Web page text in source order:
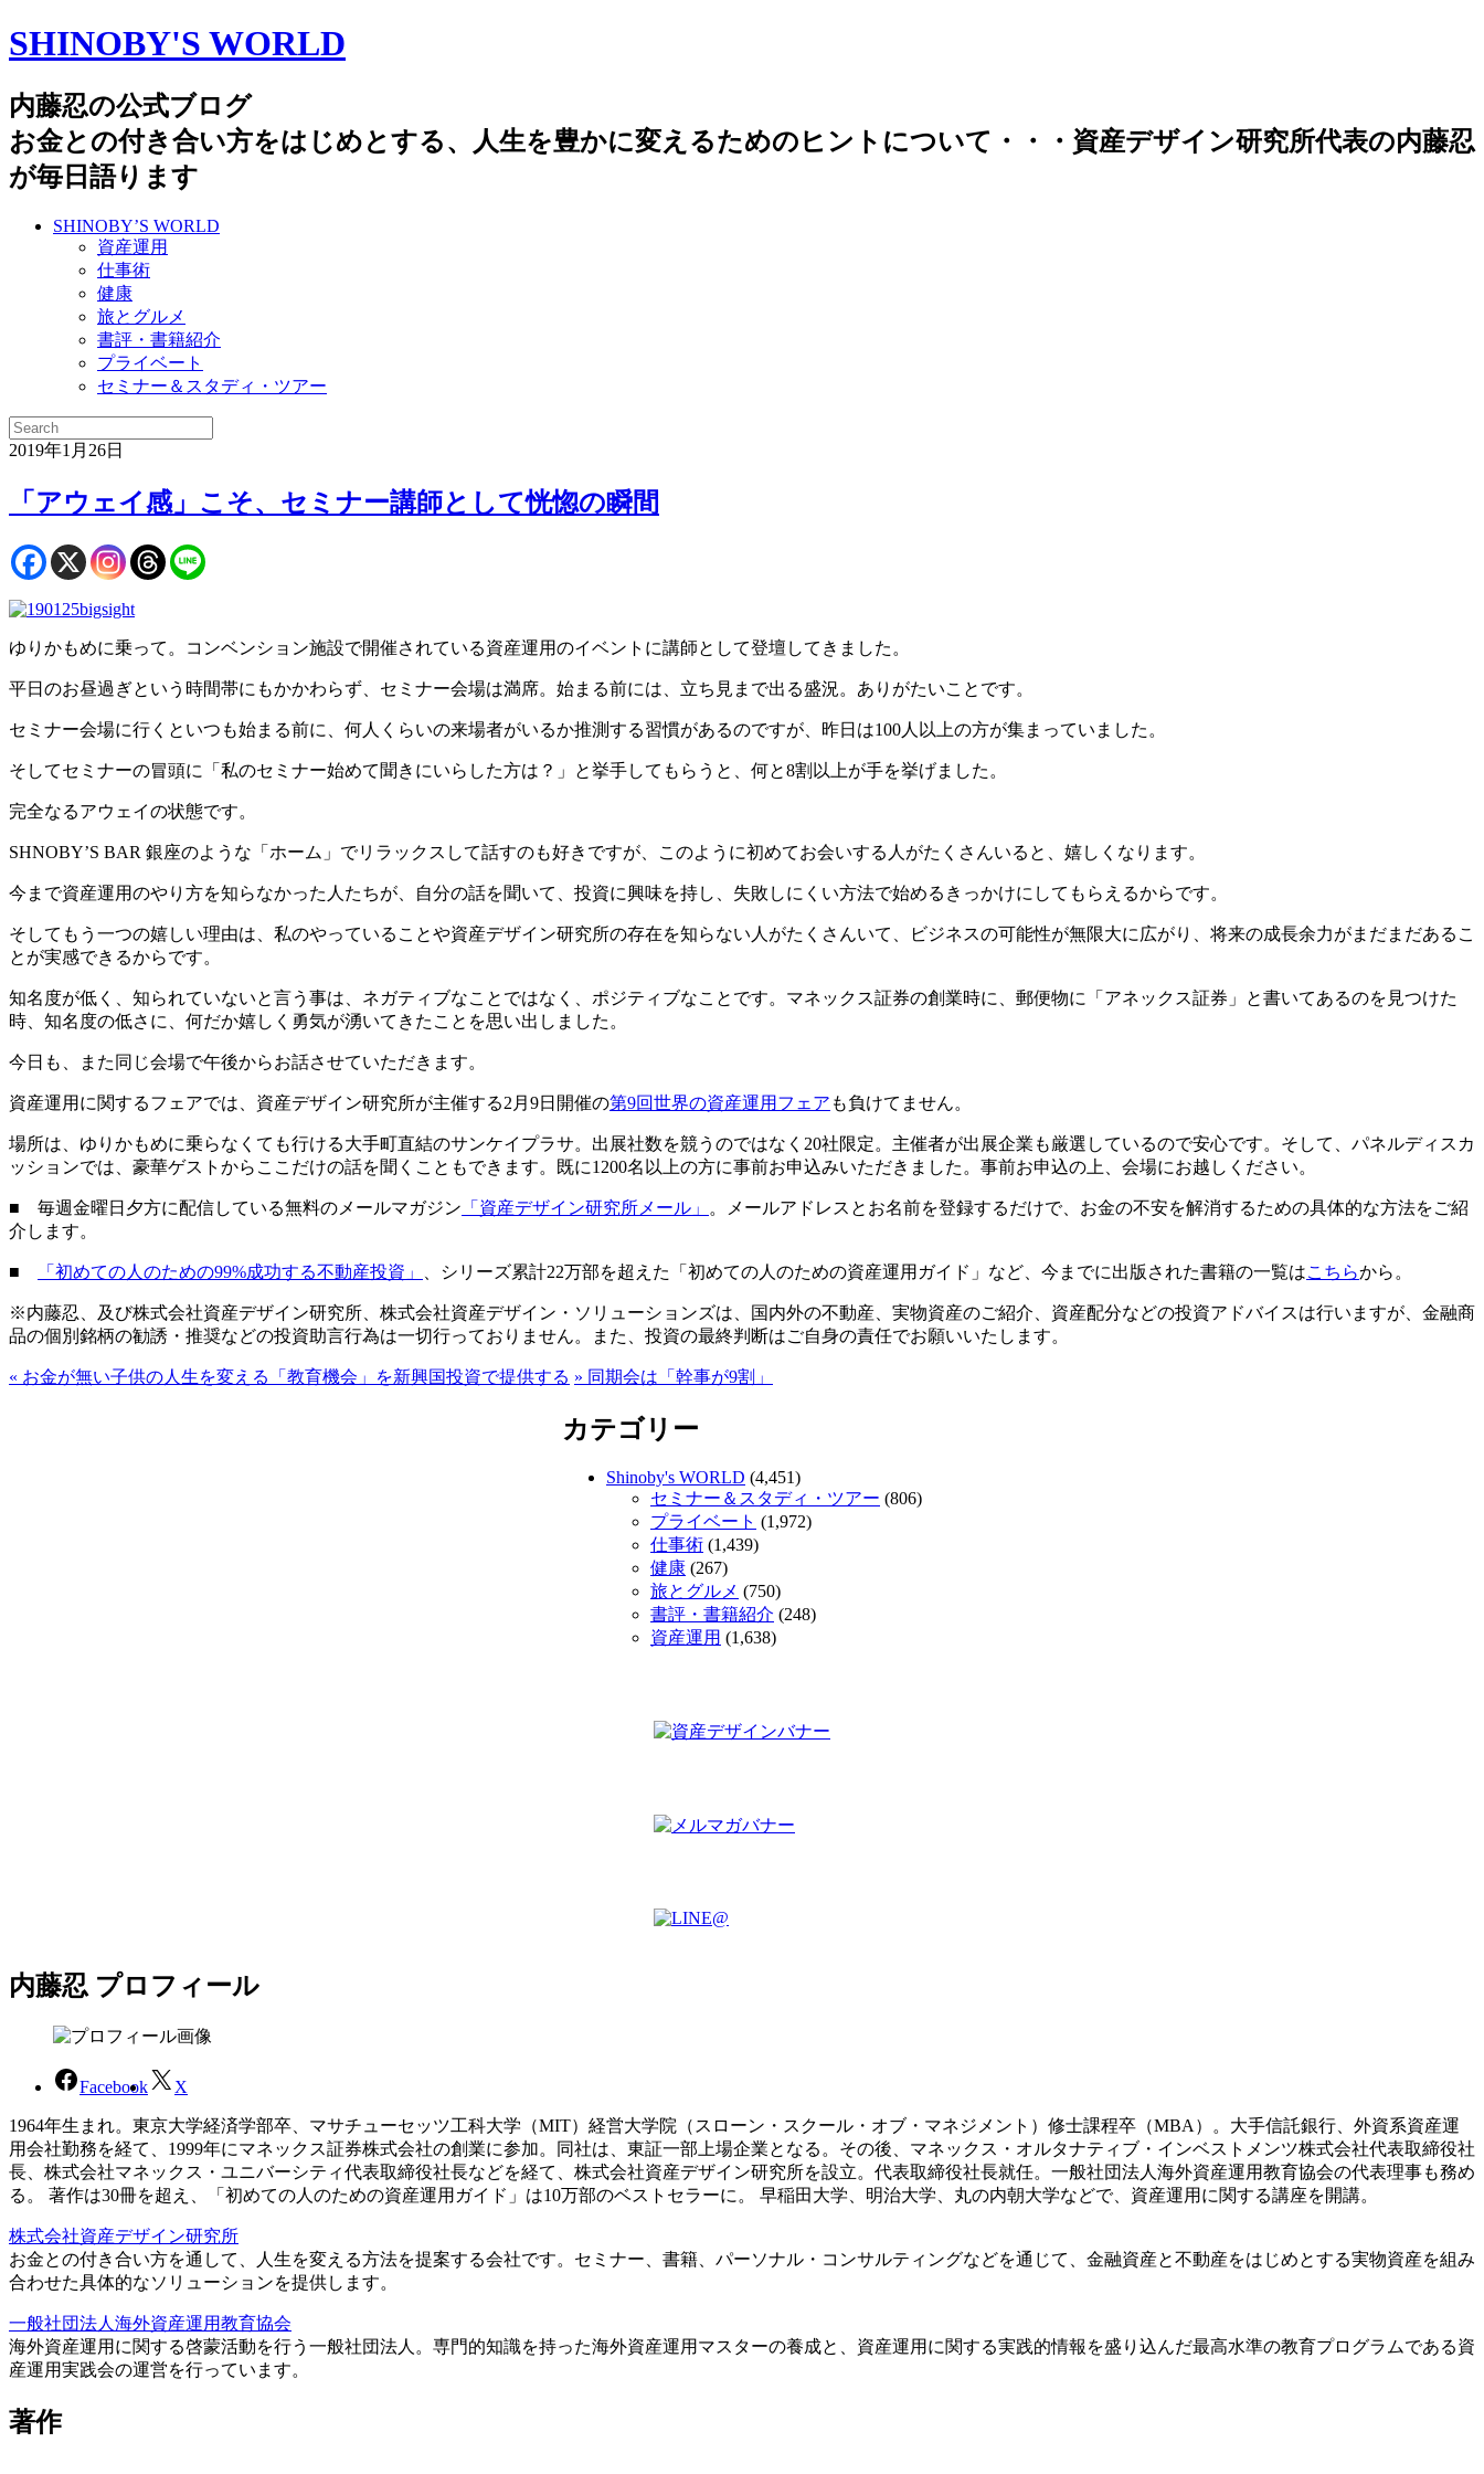
SHINOBY'S WORLD
内藤忍の公式ブログ
お金との付き合い方をはじめとする、人生を豊かに変えるためのヒントについて・・・資産デザイン研究所代表の内藤忍
が毎日語ります
SHINOBY’S WORLD
資産運用
仕事術
健康
旅とグルメ
書評・書籍紹介
プライベート
セミナー＆スタディ・ツアー
2019年1月26日
「アウェイ感」こそ、セミナー講師として恍惚の瞬間
ゆりかもめに乗って。コンベンション施設で開催されている資産運用のイベントに講師として登壇してきました。
平日のお昼過ぎという時間帯にもかかわらず、セミナー会場は満席。始まる前には、立ち見まで出る盛況。ありがたいことです。
セミナー会場に行くといつも始まる前に、何人くらいの来場者がいるか推測する習慣があるのですが、昨日は100人以上の方が集まっていました。
そしてセミナーの冒頭に「私のセミナー始めて聞きにいらした方は？」と挙手してもらうと、何と8割以上が手を挙げました。
完全なるアウェイの状態です。
SHNOBY’S BAR 銀座のような「ホーム」でリラックスして話すのも好きですが、このように初めてお会いする人がたくさんいると、嬉しくなります。
今まで資産運用のやり方を知らなかった人たちが、自分の話を聞いて、投資に興味を持し、失敗しにくい方法で始めるきっかけにしてもらえるからです。
そしてもう一つの嬉しい理由は、私のやっていることや資産デザイン研究所の存在を知らない人がたくさんいて、ビジネスの可能性が無限大に広がり、将来の成長余力がまだまだあるこ
とが実感できるからです。
知名度が低く、知られていないと言う事は、ネガティブなことではなく、ポジティブなことです。マネックス証券の創業時に、郵便物に「アネックス証券」と書いてあるのを見つけた
時、知名度の低さに、何だか嬉しく勇気が湧いてきたことを思い出しました。
今日も、また同じ会場で午後からお話させていただきます。
資産運用に関するフェアでは、資産デザイン研究所が主催する2月9日開催の第9回世界の資産運用フェア も負けてません。
場所は、ゆりかもめに乗らなくても行ける大手町直結のサンケイプラサ。出展社数を競うのではなく20社限定。主催者が出展企業も厳選しているので安心です。そして、パネルディスカ
ッションでは、豪華ゲストからここだけの話を聞くこともできます。既に1200名以上の方に事前お申込みいただきました。事前お申込の上、会場にお越しください。
■ 毎週金曜日夕方に配信している無料のメールマガジン 「資産デザイン研究所メール」
。メールアドレスとお名前を登録するだけで、お金の不安を解消するための具体的な方法をご紹
介します。
■ 「初めての人のための99%成功する不動産投資」 、シリーズ累計22万部を超えた「初めての人のための資産運用ガイド」など、今までに出版された書籍の一覧はこちらから。
※内藤忍、及び株式会社資産デザイン研究所、株式会社資産デザイン・ソリューションズは、国内外の不動産、実物資産のご紹介、資産配分などの投資アドバイスは行いますが、金融商
品の個別銘柄の勧誘・推奨などの投資助言行為は一切行っておりません。また、投資の最終判断はご自身の責任でお願いいたします。
« お金が無い子供の人生を変える「教育機会」を新興国投資で提供する » 同期会は「幹事が9割」
カテゴリー
Shinoby's WORLD (4,451)
セミナー＆スタディ・ツアー (806)
プライベート (1,972)
仕事術 (1,439)
健康 (267)
旅とグルメ (750)
書評・書籍紹介 (248)
資産運用 (1,638)
内藤忍 プロフィール
Facebook X
1964年生まれ。東京大学経済学部卒、マサチューセッツ工科大学（MIT）経営大学院（スローン・スクール・オブ・マネジメント）修士課程卒（MBA）。大手信託銀行、外資系資産運
用会社勤務を経て、1999年にマネックス証券株式会社の創業に参加。同社は、東証一部上場企業となる。その後、マネックス・オルタナティブ・インベストメンツ株式会社代表取締役社
長、株式会社マネックス・ユニバーシティ代表取締役社長などを経て、株式会社資産デザイン研究所を設立。代表取締役社長就任。一般社団法人海外資産運用教育協会の代表理事も務め
る。 著作は30冊を超え、「初めての人のための資産運用ガイド」は10万部のベストセラーに。 早稲田大学、明治大学、丸の内朝大学などで、資産運用に関する講座を開講。
株式会社資産デザイン研究所
お金との付き合い方を通して、人生を変える方法を提案する会社です。セミナー、書籍、パーソナル・コンサルティングなどを通じて、金融資産と不動産をはじめとする実物資産を組み
合わせた具体的なソリューションを提供します。
一般社団法人海外資産運用教育協会
海外資産運用に関する啓蒙活動を行う一般社団法人。専門的知識を持った海外資産運用マスターの養成と、資産運用に関する実践的情報を盛り込んだ最高水準の教育プログラムである資
産運用実践会の運営を行っています。
著作